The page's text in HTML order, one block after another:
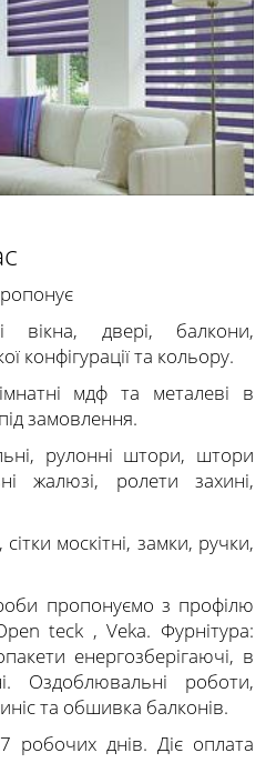
вікна, двері, балкони,
конфігурації та кольору.
мдф та металеві в
замовлення.
рулонні штори, штори
жалюзі, ролети захині,
москітні, замки, ручки,
пропонуємо з профілю
teck , Veka. Фурнітура:
енергозберігаючі, в
Оздоблювальні роботи,
та обшивка балконів.
робочих днів. Діє оплата